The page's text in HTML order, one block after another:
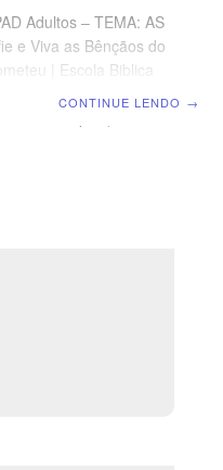
Adultos – TEMA: AS
e Viva as Bênçãos do
| Escola Biblica
CONTINUE LENDO →